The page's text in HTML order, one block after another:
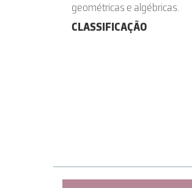
geométricas e algébricas.
CLASSIFICAÇÃO